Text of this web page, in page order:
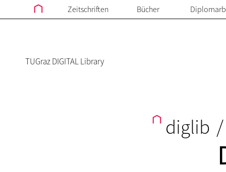
Zeitschriften Bücher
TUGraz DIGITAL Library
diglib /